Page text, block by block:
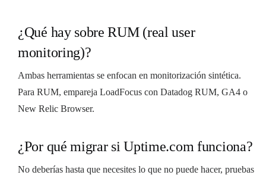
¿Qué hay sobre RUM (real user
monitoring)?
Ambas herramientas se enfocan en monitorización sintética.
Para RUM, empareja LoadFocus con Datadog RUM, GA4 o
New Relic Browser.
¿Por qué migrar si Uptime.com funciona?
No deberías hasta que necesites lo que no puede hacer, pruebas